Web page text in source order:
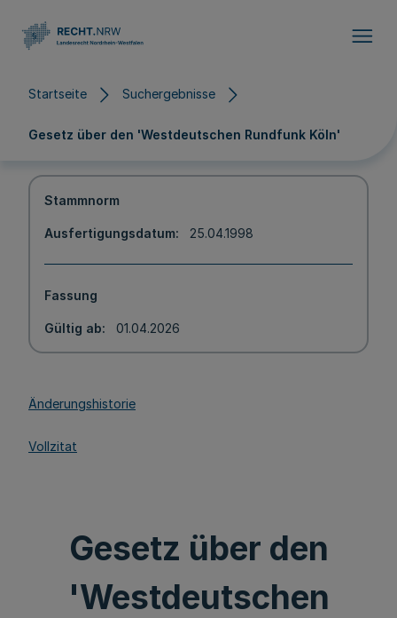
Startseite Suchergebnisse
Gesetz über den 'Westdeutschen Rundfunk Köln'
Stammnorm
Ausfertigungsdatum 25.04.1998
Fassung
Gültig ab 01.04.2026
Änderungshistorie
Vollzitat
Gesetz über den
'Westdeutschen